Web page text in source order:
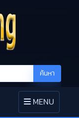
ค้นหา
TOGGLE
NAVIGATION
MENU